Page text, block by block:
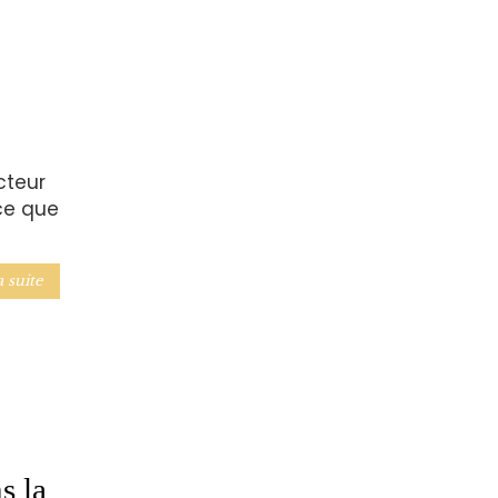
que
suite
la